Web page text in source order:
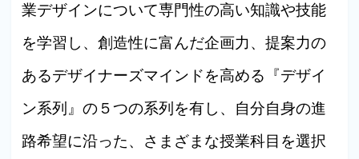
業デザインについて専門性の高い知識や技能
を学習し、創造性に富んだ企画力、提案力の
あるデザイナーズマインドを高める『デザイ
ン系列』の５つの系列を有し、自分自身の進
路希望に沿った、さまざまな授業科目を選択